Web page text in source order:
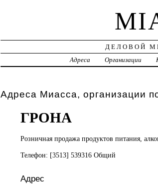
ДЕЛОВОЙ
Адреса
Организации
Адреса Миасса, организации
ГРОНА
Розничная продажа продуктов питания,
Телефон: [3513] 539316 Общий
Адрес